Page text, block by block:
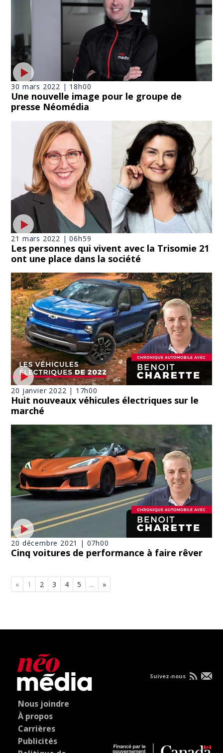
30 mars 2022 | 18h00
Une nouvelle image pour le groupe de
presse Néomédia
21 mars 2022 | 06h59
Les personnes qui vivent avec la Trisomie 21
ont une place dans la société
20 janvier 2022 | 17h00
Huit nouveaux véhicules électriques sur le
marché
20 décembre 2021 | 07h00
Cinq voitures de performance à faire rêver
« 1 2 3 4 5 ... »
Nous joindre
À propos
Carrières
Publicités
Suivez-nous